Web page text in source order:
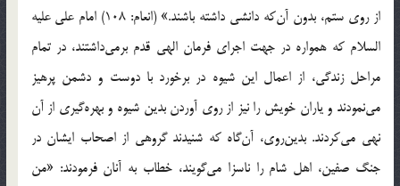
از روی ستم، بدون آن‌كه دانشی داشته باشند.» (انعام: 108) امام علی علیه
السلام كه همواره در جهت اجرای فرمان الهی قدم برمی‌داشتند، در تمام
مراحل زندگی، از اعمال این شیوه در برخورد با دوست و دشمن پرهیز
می‌نمودند و یاران خویش را نیز از روی آوردن بدین شیوه و بهره‌گیری از آن
نهی می‌كردند. بدین‌روی، آن‌گاه كه شنیدند گروهی از اصحاب ایشان در
جنگ صفین، اهل شام را ناسزا می‌گویند، خطاب به آنان فرمودند: «من